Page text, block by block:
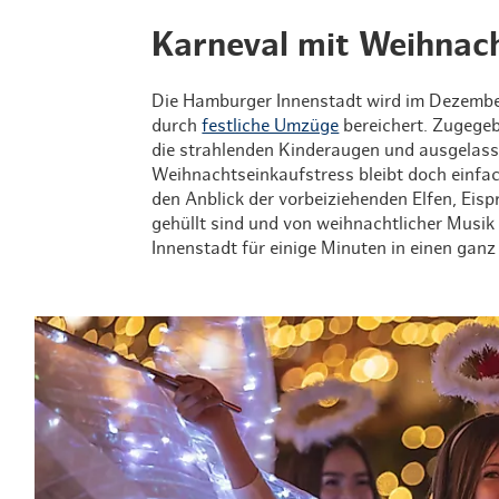
Karneval mit
Die Hamburger Innenstadt wird im
durchfestliche Umzüge bereichert.
die strahlenden Kinderaugen und
Weihnachtseinkaufstress bleibt doch
den Anblick der vorbeiziehenden Elfen,
gehüllt sind und von weihnachtlicher
Innenstadt für einige Minuten in einen